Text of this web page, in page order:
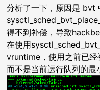
分析了一下，原因是 bvt
得不到补偿，导致
在使用
vruntime，使用之前已经
而不是当前运行队列的